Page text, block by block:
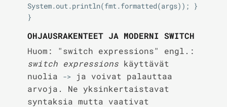
System.out.println(fmt.formatted(args)); }
OHJAUSRAKENTEET JA MODERNI SWITCH
Huom: "switch expressions" engl.:
switch expressionskäyttävät
nuolia
->ja voivat palauttaa
arvoja. Ne yksinkertaistavat
syntaksia mutta vaativat